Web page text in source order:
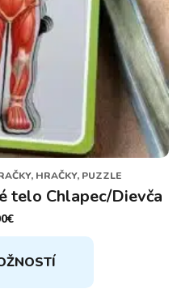
HRAČKY, PUZZLE
telo Chlapec/Dievča
€